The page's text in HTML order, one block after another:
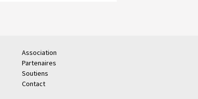
Association
Partenaires
Soutiens
Contact